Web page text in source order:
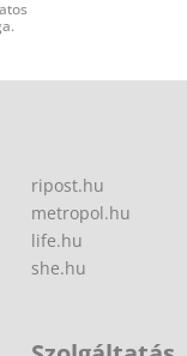
ripost.hu
metropol.hu
life.hu
she.hu